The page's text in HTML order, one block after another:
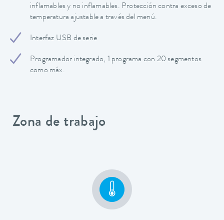
inflamables y no inflamables. Protección contra exceso de
temperatura ajustable a través del menú.
Interfaz USB de serie
Programador integrado, 1 programa con 20 segmentos
como máx.
Zona de trabajo